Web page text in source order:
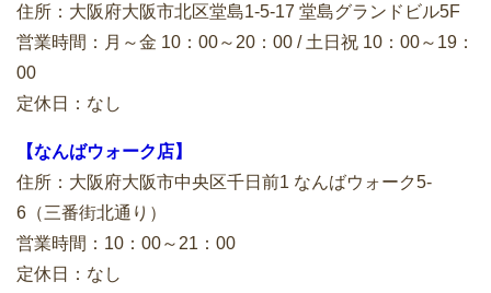
住所：大阪府大阪市北区堂島1-5-17 堂島グランドビル5F
営業時間：月～金 10：00～20：00 / 土日祝 10：00～19：
00
定休日：なし
【なんばウォーク店】
住所：大阪府大阪市中央区千日前1 なんばウォーク5-
6（三番街北通り）
営業時間：10：00～21：00
定休日：なし